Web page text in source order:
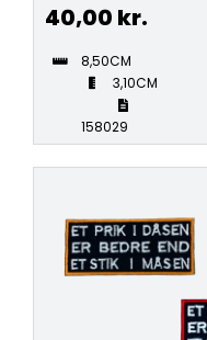
40,00 kr.
8,50CM
3,10CM
158029